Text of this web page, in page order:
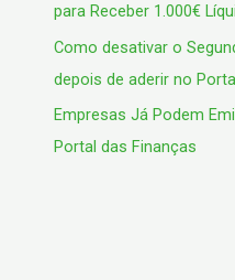
para Receber 1.000€
Como desativar o
depois de aderir no
Empresas Já Podem
Portal das Finanças